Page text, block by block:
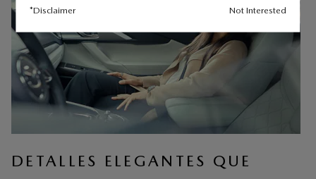
DETALLES ELEGANTES QUE
*Disclaimer Not Interested